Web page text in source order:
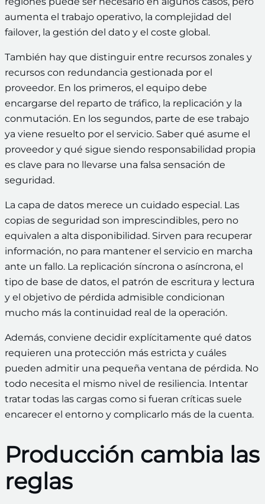
aumenta el trabajo operativo, la complejidad del
failover, la gestión del dato y el coste global.
También hay que distinguir entre recursos zonales y
recursos con redundancia gestionada por el
proveedor. En los primeros, el equipo debe
encargarse del reparto de tráfico, la replicación y la
conmutación. En los segundos, parte de ese trabajo
ya viene resuelto por el servicio. Saber qué asume el
proveedor y qué sigue siendo responsabilidad propia
es clave para no llevarse una falsa sensación de
seguridad.
La capa de datos merece un cuidado especial. Las
copias de seguridad son imprescindibles, pero no
equivalen a alta disponibilidad. Sirven para recuperar
información, no para mantener el servicio en marcha
ante un fallo. La replicación síncrona o asíncrona, el
tipo de base de datos, el patrón de escritura y lectura
y el objetivo de pérdida admisible condicionan
mucho más la continuidad real de la operación.
Además, conviene decidir explícitamente qué datos
requieren una protección más estricta y cuáles
pueden admitir una pequeña ventana de pérdida. No
todo necesita el mismo nivel de resiliencia. Intentar
tratar todas las cargas como si fueran críticas suele
encarecer el entorno y complicarlo más de la cuenta.
Producción cambia las
reglas